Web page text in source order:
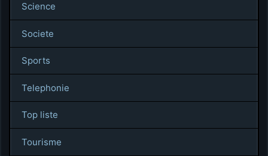
Science
Societe
Sports
Telephonie
Top liste
Tourisme